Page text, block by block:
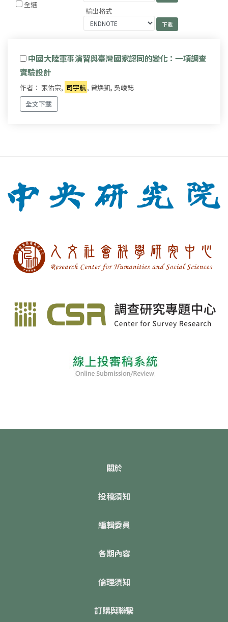
全選
輸出格式
中國大陸軍事演習與臺灣國家認同的變化：一項調查
實驗設計
作者： 張佑宗, 司宇航, 曾煥凱, 吳峻鋕
全文下載
關於
投稿須知
編輯委員
各期內容
倫理須知
訂購與聯繫